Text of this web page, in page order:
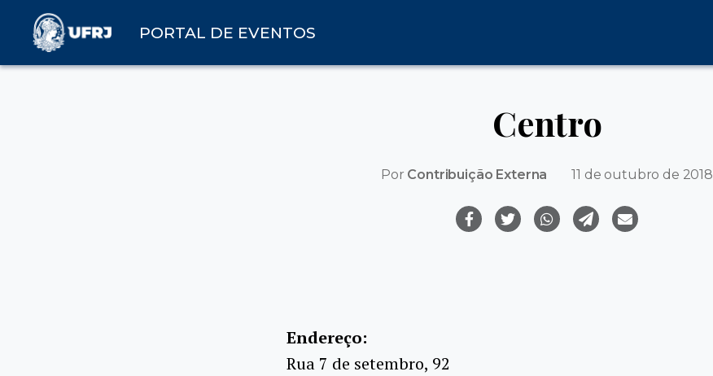
PORTAL DE EVENTOS
Centro
Por Contribuição Externa 11 de outubro de 2018
Endereço:
Rua 7 de setembro, 92